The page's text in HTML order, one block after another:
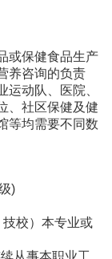
或保健食品生产
养咨询的负责
运动队、医院、
、社区保健及健
等均需要不同数
)
技校）本专业或
从事本职业工